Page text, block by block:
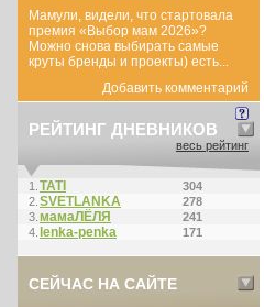
Мамули, видели, что стартовала
премия «Выбор мам 2026»?
Можно снова выбирать самые
круты бренды и проекты) есть...
Добавить комментарий
РЕЙТИНГ ДНЕВНИКОВ
весь рейтинг
1. ТАТI
304
2. SVETLANKA
278
3. мамаЛЁЛЯ
241
4. lenka-penka 171
СЕЙЧАС НА САЙТЕ